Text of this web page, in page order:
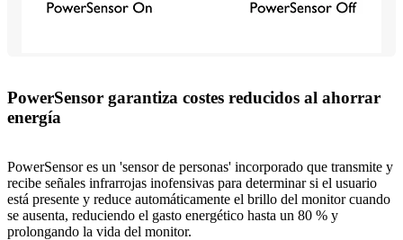
PowerSensor garantiza costes reducidos al ahorrar
energía
PowerSensor es un 'sensor de personas' incorporado que transmite y
recibe señales infrarrojas inofensivas para determinar si el usuario
está presente y reduce automáticamente el brillo del monitor cuando
se ausenta, reduciendo el gasto energético hasta un 80 % y
prolongando la vida del monitor.